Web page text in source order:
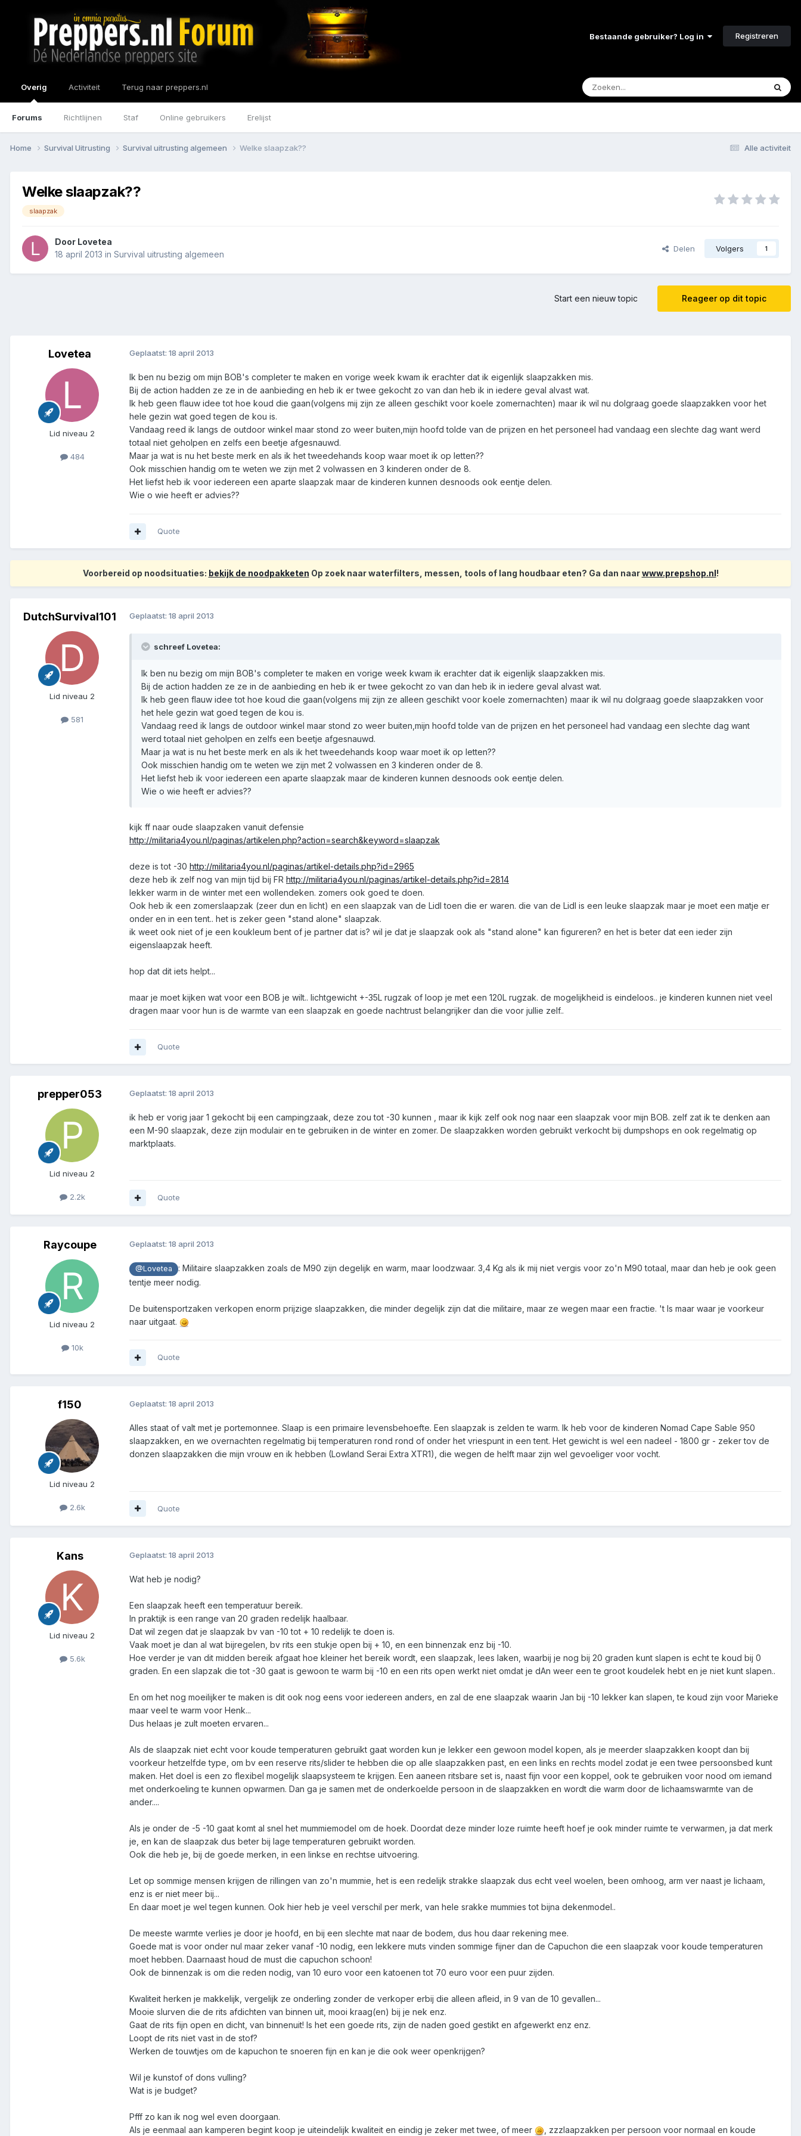
Bestaande gebruiker? Log in Registreren
Overig
Forums Richtlijnen Staf Online gebruikers Erelijst
Activiteit Terug naar preppers.nl
Alle activiteit
Home Survival Uitrusting Survival uitrusting algemeen Welke slaapzak??
Welke slaapzak??
slaapzak
Door Lovetea
18 april 2013 in Survival uitrusting algemeen
Delen Volgers 1
Reageer op dit topic
Start een nieuw topic
Lovetea
Lid niveau 2
484
Geplaatst: 18 april 2013
Ik ben nu bezig om mijn BOB's completer te maken en vorige week kwam ik erachter dat ik eigenlijk slaapzakken mis.
Bij de action hadden ze ze in de aanbieding en heb ik er twee gekocht zo van dan heb ik in iedere geval alvast wat.
Ik heb geen flauw idee tot hoe koud die gaan(volgens mij zijn ze alleen geschikt voor koele zomernachten) maar ik wil nu dolgraag goede slaapzakken voor het
hele gezin wat goed tegen de kou is.
Vandaag reed ik langs de outdoor winkel maar stond zo weer buiten,mijn hoofd tolde van de prijzen en het personeel had vandaag een slechte dag want werd
totaal niet geholpen en zelfs een beetje afgesnauwd.
Maar ja wat is nu het beste merk en als ik het tweedehands koop waar moet ik op letten??
Ook misschien handig om te weten we zijn met 2 volwassen en 3 kinderen onder de 8.
Het liefst heb ik voor iedereen een aparte slaapzak maar de kinderen kunnen desnoods ook eentje delen.
Wie o wie heeft er advies??
Quote
Voorbereid op noodsituaties: bekijk de noodpakketen Op zoek naar waterfilters, messen, tools of lang houdbaar eten? Ga dan naarwww.prepshop.nl!
DutchSurvival101
Lid niveau 2
581
Geplaatst: 18 april 2013
schreef Lovetea:
Ik ben nu bezig om mijn BOB's completer te maken en vorige week kwam ik erachter dat ik eigenlijk slaapzakken mis.
Bij de action hadden ze ze in de aanbieding en heb ik er twee gekocht zo van dan heb ik in iedere geval alvast wat.
Ik heb geen flauw idee tot hoe koud die gaan(volgens mij zijn ze alleen geschikt voor koele zomernachten) maar ik wil nu dolgraag goede slaapzakken voor
het hele gezin wat goed tegen de kou is.
Vandaag reed ik langs de outdoor winkel maar stond zo weer buiten,mijn hoofd tolde van de prijzen en het personeel had vandaag een slechte dag want
werd totaal niet geholpen en zelfs een beetje afgesnauwd.
Maar ja wat is nu het beste merk en als ik het tweedehands koop waar moet ik op letten??
Ook misschien handig om te weten we zijn met 2 volwassen en 3 kinderen onder de 8.
Het liefst heb ik voor iedereen een aparte slaapzak maar de kinderen kunnen desnoods ook eentje delen.
Wie o wie heeft er advies??
kijk ff naar oude slaapzaken vanuit defensie
http://militaria4you.nl/paginas/artikelen.php?action=search&keyword=slaapzak
deze is tot -30 http://militaria4you.nl/paginas/artikel-details.php?id=2965
deze heb ik zelf nog van mijn tijd bij FR http://militaria4you.nl/paginas/artikel-details.php?id=2814
lekker warm in de winter met een wollendeken. zomers ook goed te doen.
Ook heb ik een zomerslaapzak (zeer dun en licht) en een slaapzak van de Lidl toen die er waren. die van de Lidl is een leuke slaapzak maar je moet een matje er
onder en in een tent.. het is zeker geen "stand alone" slaapzak.
ik weet ook niet of je een koukleum bent of je partner dat is? wil je dat je slaapzak ook als "stand alone" kan figureren? en het is beter dat een ieder zijn
eigenslaapzak heeft.
hop dat dit iets helpt...
maar je moet kijken wat voor een BOB je wilt.. lichtgewicht +-35L rugzak of loop je met een 120L rugzak. de mogelijkheid is eindeloos.. je kinderen kunnen niet veel
dragen maar voor hun is de warmte van een slaapzak en goede nachtrust belangrijker dan die voor jullie zelf..
Quote
prepper053
Lid niveau 2
2.2k
Geplaatst: 18 april 2013
ik heb er vorig jaar 1 gekocht bij een campingzaak, deze zou tot -30 kunnen , maar ik kijk zelf ook nog naar een slaapzak voor mijn BOB. zelf zat ik te denken aan
een M-90 slaapzak, deze zijn modulair en te gebruiken in de winter en zomer. De slaapzakken worden gebruikt verkocht bij dumpshops en ook regelmatig op
marktplaats.
Quote
Raycoupe
Lid niveau 2
10k
Geplaatst: 18 april 2013
@Lovetea
: Militaire slaapzakken zoals de M90 zijn degelijk en warm, maar loodzwaar. 3,4 Kg als ik mij niet vergis voor zo'n M90 totaal, maar dan heb je ook geen
tentje meer nodig.
De buitensportzaken verkopen enorm prijzige slaapzakken, die minder degelijk zijn dat die militaire, maar ze wegen maar een fractie. 't Is maar waar je voorkeur
naar uitgaat.
Quote
f150
Lid niveau 2
2.6k
Geplaatst: 18 april 2013
Alles staat of valt met je portemonnee. Slaap is een primaire levensbehoefte. Een slaapzak is zelden te warm. Ik heb voor de kinderen Nomad Cape Sable 950
slaapzakken, en we overnachten regelmatig bij temperaturen rond rond of onder het vriespunt in een tent. Het gewicht is wel een nadeel - 1800 gr - zeker tov de
donzen slaapzakken die mijn vrouw en ik hebben (Lowland Serai Extra XTR1), die wegen de helft maar zijn wel gevoeliger voor vocht.
Quote
Kans
Lid niveau 2
5.6k
Geplaatst: 18 april 2013
Wat heb je nodig?
Een slaapzak heeft een temperatuur bereik.
In praktijk is een range van 20 graden redelijk haalbaar.
Dat wil zegen dat je slaapzak bv van -10 tot + 10 redelijk te doen is.
Vaak moet je dan al wat bijregelen, bv rits een stukje open bij + 10, en een binnenzak enz bij -10.
Hoe verder je van dit midden bereik afgaat hoe kleiner het bereik wordt, een slaapzak, lees laken, waarbij je nog bij 20 graden kunt slapen is echt te koud bij 0
graden. En een slapzak die tot -30 gaat is gewoon te warm bij -10 en een rits open werkt niet omdat je dAn weer een te groot koudelek hebt en je niet kunt slapen..
En om het nog moeilijker te maken is dit ook nog eens voor iedereen anders, en zal de ene slaapzak waarin Jan bij -10 lekker kan slapen, te koud zijn voor Marieke
maar veel te warm voor Henk...
Dus helaas je zult moeten ervaren...
Als de slaapzak niet echt voor koude temperaturen gebruikt gaat worden kun je lekker een gewoon model kopen, als je meerder slaapzakken koopt dan bij
voorkeur hetzelfde type, om bv een reserve rits/slider te hebben die op alle slaapzakken past, en een links en rechts model zodat je een twee persoonsbed kunt
maken. Het doel is een zo flexibel mogelijk slaapsysteem te krijgen. Een aaneen ritsbare set is, naast fijn voor een koppel, ook te gebruiken voor nood om iemand
met onderkoeling te kunnen opwarmen. Dan ga je samen met de onderkoelde persoon in de slaapzakken en wordt die warm door de lichaamswarmte van de
ander....
Als je onder de -5 -10 gaat komt al snel het mummiemodel om de hoek. Doordat deze minder loze ruimte heeft hoef je ook minder ruimte te verwarmen, ja dat merk
je, en kan de slaapzak dus beter bij lage temperaturen gebruikt worden.
Ook die heb je, bij de goede merken, in een linkse en rechtse uitvoering.
Let op sommige mensen krijgen de rillingen van zo'n mummie, het is een redelijk strakke slaapzak dus echt veel woelen, been omhoog, arm ver naast je lichaam,
enz is er niet meer bij...
En daar moet je wel tegen kunnen. Ook hier heb je veel verschil per merk, van hele srakke mummies tot bijna dekenmodel..
De meeste warmte verlies je door je hoofd, en bij een slechte mat naar de bodem, dus hou daar rekening mee.
Goede mat is voor onder nul maar zeker vanaf -10 nodig, een lekkere muts vinden sommige fijner dan de Capuchon die een slaapzak voor koude temperaturen
moet hebben. Daarnaast houd de must die capuchon schoon!
Ook de binnenzak is om die reden nodig, van 10 euro voor een katoenen tot 70 euro voor een puur zijden.
Kwaliteit herken je makkelijk, vergelijk ze onderling zonder de verkoper erbij die alleen afleid, in 9 van de 10 gevallen...
Mooie slurven die de rits afdichten van binnen uit, mooi kraag(en) bij je nek enz.
Gaat de rits fijn open en dicht, van binnenuit! Is het een goede rits, zijn de naden goed gestikt en afgewerkt enz enz.
Loopt de rits niet vast in de stof?
Werken de touwtjes om de kapuchon te snoeren fijn en kan je die ook weer openkrijgen?
Wil je kunstof of dons vulling?
Wat is je budget?
Pfff zo kan ik nog wel even doorgaan.
Als je eenmaal aan kamperen begint koop je uiteindelijk kwaliteit en eindig je zeker met twee, of meer
, zzzlaapzakken per persoon voor normaal en koude